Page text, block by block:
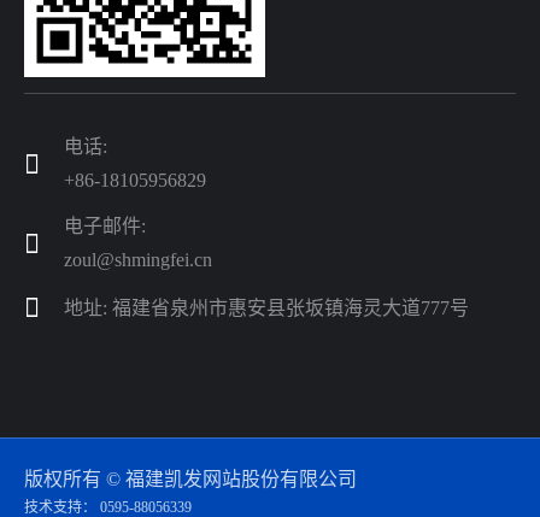

电话:
+86-18105956829

电子邮件:
zoul@shmingfei.cn
 地址: 福建省泉州市惠安县张坂镇海灵大道777号
版权所有 © 福建凯发网站股份有限公司
技术支持： 0595-88056339